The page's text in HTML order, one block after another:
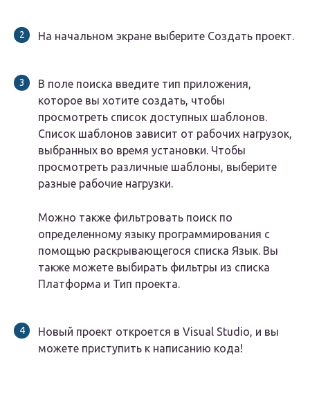
На начальном экране выберите Создать проект.
В поле поиска введите тип приложения,
которое вы хотите создать, чтобы
просмотреть список доступных шаблонов.
Список шаблонов зависит от рабочих нагрузок,
выбранных во время установки. Чтобы
просмотреть различные шаблоны, выберите
разные рабочие нагрузки.
Можно также фильтровать поиск по
определенному языку программирования с
помощью раскрывающегося списка Язык. Вы
также можете выбирать фильтры из списка
Платформа и Тип проекта.
Новый проект откроется в Visual Studio, и вы
можете приступить к написанию кода!